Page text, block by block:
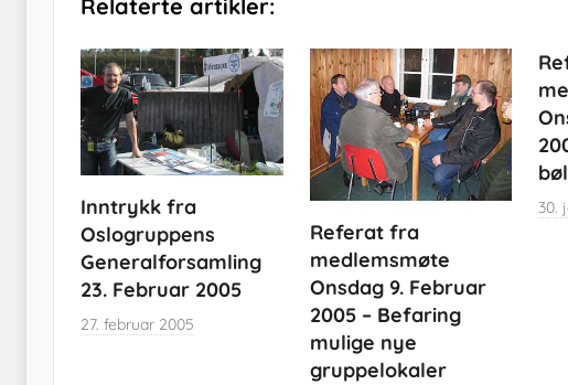
Relaterte artikler:
Inntrykk fra
Oslogruppens
Generalforsamling
23. Februar 2005
27. februar 2005
Referat fra
medlemsmøte
Onsdag 9. Februar
2005 – Befaring
mulige nye
gruppelokaler
30.